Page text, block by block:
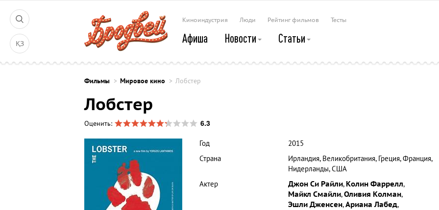
ҚЗ
Киноиндустрия Люди Рейтинг фильмов Тесты
Афиша Новости Статьи
Фильмы Мировое кино Лобстер
Лобстер
Оценить: 6.3
Год
2015
Страна
Ирландия, Великобритания, Греция, Франция,
Нидерланды, США
Актер
Джон Си Райли, Колин Фаррелл,
Майкл Смайли,Оливия Колман,
Эшли Дженсен,Ариана Лабед,